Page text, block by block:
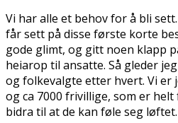
Vi har alle et behov for å bli
får sett på disse første korte
gode glimt, og gitt noen klapp
heiarop til ansatte. Så gleder
og folkevalgte etter hvert. Vi er
og ca 7000 frivillige, som er
bidra til at de kan føle seg løftet.